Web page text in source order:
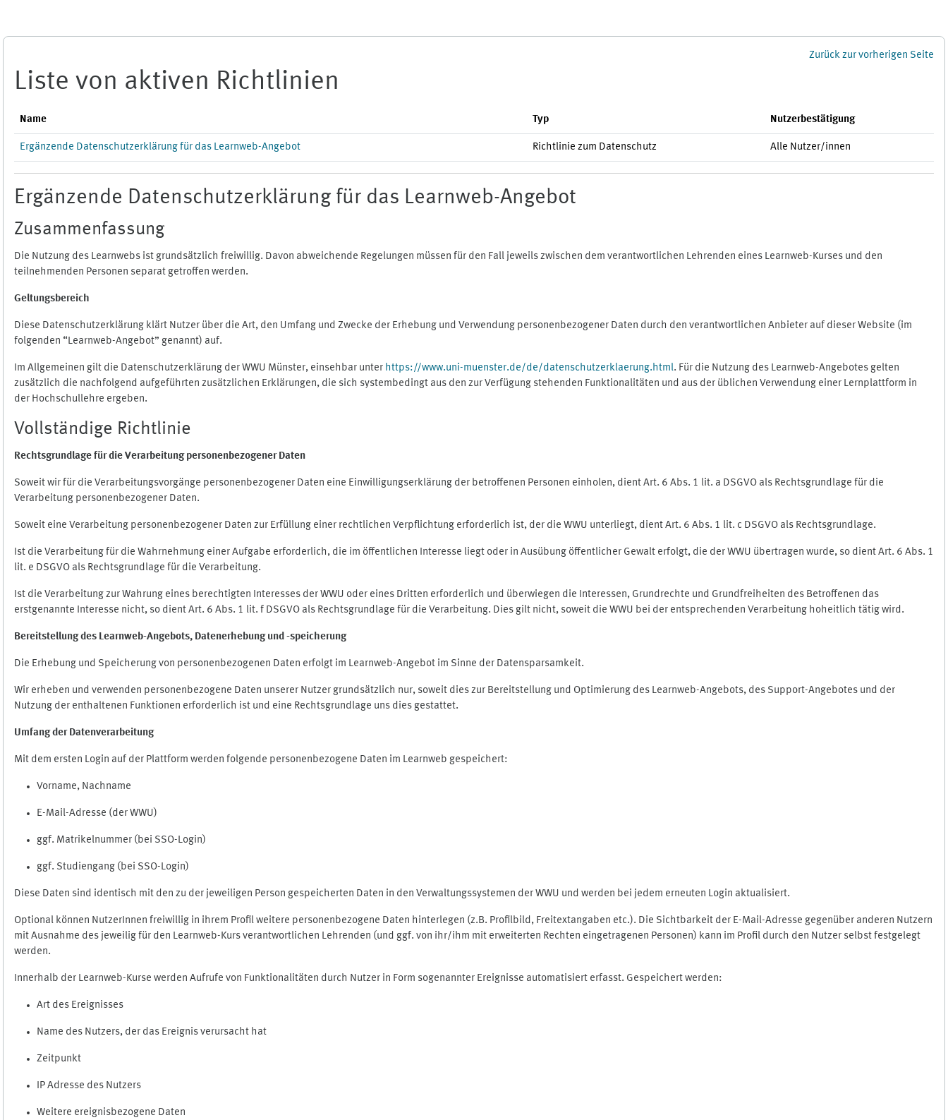
Zurück zur vorherigen Seite
Liste von aktiven Richtlinien
Name Typ Nutzerbestätigung
Ergänzende Datenschutzerklärung für das Learnweb-Angebot Richtlinie zum Datenschutz Alle Nutzer/innen
Ergänzende Datenschutzerklärung für das Learnweb-Angebot
Zusammenfassung
Die Nutzung des Learnwebs ist grundsätzlich freiwillig. Davon abweichende Regelungen müssen für den Fall jeweils zwischen dem verantwortlichen Lehrenden eines Learnweb-Kurses und den
teilnehmenden Personen separat getroffen werden.
Geltungsbereich
Diese Datenschutzerklärung klärt Nutzer über die Art, den Umfang und Zwecke der Erhebung und Verwendung personenbezogener Daten durch den verantwortlichen Anbieter auf dieser Website (im
folgenden “Learnweb-Angebot” genannt) auf.
Im Allgemeinen gilt die Datenschutzerklärung der WWU Münster, einsehbar unter https://www.uni-muenster.de/de/datenschutzerklaerung.html. Für die Nutzung des Learnweb-Angebotes gelten
zusätzlich die nachfolgend aufgeführten zusätzlichen Erklärungen, die sich systembedingt aus den zur Verfügung stehenden Funktionalitäten und aus der üblichen Verwendung einer Lernplattform in
der Hochschullehre ergeben.
Vollständige Richtlinie
Rechtsgrundlage für die Verarbeitung personenbezogener Daten
Soweit wir für die Verarbeitungsvorgänge personenbezogener Daten eine Einwilligungserklärung der betroffenen Personen einholen, dient Art. 6 Abs. 1 lit. a DSGVO als Rechtsgrundlage für die
Verarbeitung personenbezogener Daten.
Soweit eine Verarbeitung personenbezogener Daten zur Erfüllung einer rechtlichen Verpflichtung erforderlich ist, der die WWU unterliegt, dient Art. 6 Abs. 1 lit. c DSGVO als Rechtsgrundlage.
Ist die Verarbeitung für die Wahrnehmung einer Aufgabe erforderlich, die im öffentlichen Interesse liegt oder in Ausübung öffentlicher Gewalt erfolgt, die der WWU übertragen wurde, so dient Art. 6 Abs. 1
lit. e DSGVO als Rechtsgrundlage für die Verarbeitung.
Ist die Verarbeitung zur Wahrung eines berechtigten Interesses der WWU oder eines Dritten erforderlich und überwiegen die Interessen, Grundrechte und Grundfreiheiten des Betroffenen das
erstgenannte Interesse nicht, so dient Art. 6 Abs. 1 lit. f DSGVO als Rechtsgrundlage für die Verarbeitung. Dies gilt nicht, soweit die WWU bei der entsprechenden Verarbeitung hoheitlich tätig wird.
Bereitstellung des Learnweb-Angebots, Datenerhebung und -speicherung
Die Erhebung und Speicherung von personenbezogenen Daten erfolgt im Learnweb-Angebot im Sinne der Datensparsamkeit.
Wir erheben und verwenden personenbezogene Daten unserer Nutzer grundsätzlich nur, soweit dies zur Bereitstellung und Optimierung des Learnweb-Angebots, des Support-Angebotes und der
Nutzung der enthaltenen Funktionen erforderlich ist und eine Rechtsgrundlage uns dies gestattet.
Umfang der Datenverarbeitung
Mit dem ersten Login auf der Plattform werden folgende personenbezogene Daten im Learnweb gespeichert:
Vorname, Nachname
E-Mail-Adresse (der WWU)
ggf. Matrikelnummer (bei SSO-Login)
ggf. Studiengang (bei SSO-Login)
Diese Daten sind identisch mit den zu der jeweiligen Person gespeicherten Daten in den Verwaltungssystemen der WWU und werden bei jedem erneuten Login aktualisiert.
Optional können NutzerInnen freiwillig in ihrem Profil weitere personenbezogene Daten hinterlegen (z.B. Profilbild, Freitextangaben etc.). Die Sichtbarkeit der E-Mail-Adresse gegenüber anderen Nutzern
mit Ausnahme des jeweilig für den Learnweb-Kurs verantwortlichen Lehrenden (und ggf. von ihr/ihm mit erweiterten Rechten eingetragenen Personen) kann im Profil durch den Nutzer selbst festgelegt
werden.
Innerhalb der Learnweb-Kurse werden Aufrufe von Funktionalitäten durch Nutzer in Form sogenannter Ereignisse automatisiert erfasst. Gespeichert werden:
Art des Ereignisses
Name des Nutzers, der das Ereignis verursacht hat
Zeitpunkt
IP Adresse des Nutzers
Weitere ereignisbezogene Daten